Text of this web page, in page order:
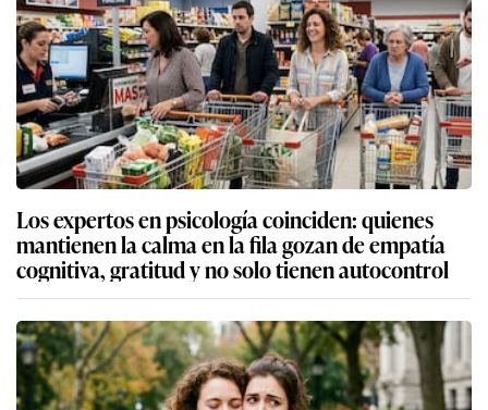
Los expertos en psicología coinciden: quienes
mantienen la calma en la fila gozan de empatía
cognitiva, gratitud y no solo tienen autocontrol